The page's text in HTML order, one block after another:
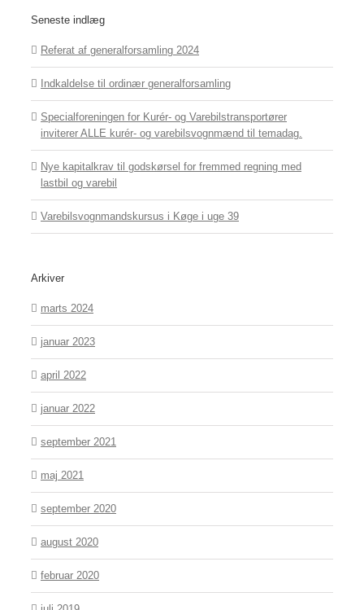
Seneste indlæg
Referat af generalforsamling 2024
Indkaldelse til ordinær generalforsamling
Specialforeningen for Kurér- og Varebilstransportører
inviterer ALLE kurér- og varebilsvognmænd til temadag.
Nye kapitalkrav til godskørsel for fremmed regning med
lastbil og varebil
Varebilsvognmandskursus i Køge i uge 39
Arkiver
marts 2024
januar 2023
april 2022
januar 2022
september 2021
maj 2021
september 2020
august 2020
februar 2020